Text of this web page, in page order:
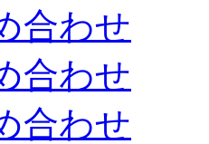
合わせ
合わせ
合わせ